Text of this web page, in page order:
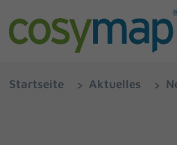
Startseite Aktuelles